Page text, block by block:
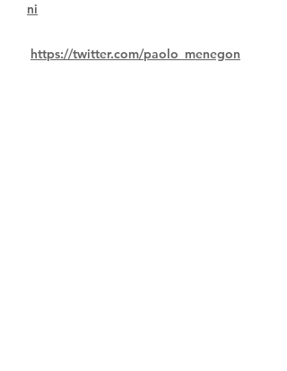
ni
https://twitter.com/paolo_menegon